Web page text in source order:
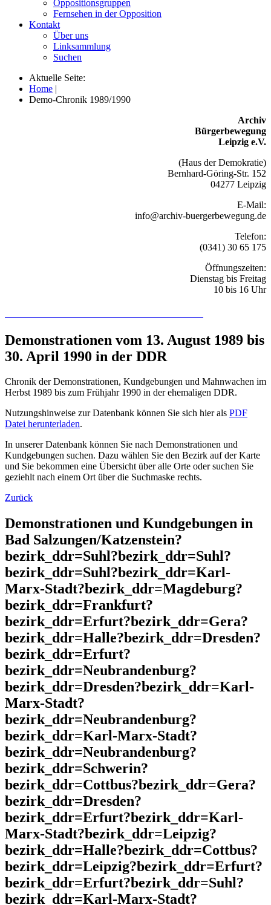
Oppositionsgruppen
Fernsehen in der Opposition
Kontakt
Über uns
Linksammlung
Suchen
Aktuelle Seite:
Home |
Demo-Chronik 1989/1990
Archiv
Bürgerbewegung
Leipzig e.V.
(Haus der Demokratie)
Bernhard-Göring-Str. 152
04277 Leipzig
E-Mail:
info@archiv-buergerbewegung.de
Telefon:
(0341) 30 65 175
Öffnungszeiten:
Dienstag bis Freitag
10 bis 16 Uhr
Demonstrationen vom 13. August 1989 bis
30. April 1990 in der DDR
Chronik der Demonstrationen, Kundgebungen und Mahnwachen im
Herbst 1989 bis zum Frühjahr 1990 in der ehemaligen DDR.
Nutzungshinweise zur Datenbank können Sie sich hier als PDF
Datei herunterladen.
In unserer Datenbank können Sie nach Demonstrationen und
Kundgebungen suchen. Dazu wählen Sie den Bezirk auf der Karte
und Sie bekommen eine Übersicht über alle Orte oder suchen Sie
geziehlt nach einem Ort über die Suchmaske rechts.
Zurück
Demonstrationen und Kundgebungen in
Bad Salzungen/Katzenstein?
bezirk_ddr=Suhl?bezirk_ddr=Suhl?
bezirk_ddr=Suhl?bezirk_ddr=Karl-
Marx-Stadt?bezirk_ddr=Magdeburg?
bezirk_ddr=Frankfurt?
bezirk_ddr=Erfurt?bezirk_ddr=Gera?
bezirk_ddr=Halle?bezirk_ddr=Dresden?
bezirk_ddr=Erfurt?
bezirk_ddr=Neubrandenburg?
bezirk_ddr=Dresden?bezirk_ddr=Karl-
Marx-Stadt?
bezirk_ddr=Neubrandenburg?
bezirk_ddr=Karl-Marx-Stadt?
bezirk_ddr=Neubrandenburg?
bezirk_ddr=Schwerin?
bezirk_ddr=Cottbus?bezirk_ddr=Gera?
bezirk_ddr=Dresden?
bezirk_ddr=Erfurt?bezirk_ddr=Karl-
Marx-Stadt?bezirk_ddr=Leipzig?
bezirk_ddr=Halle?bezirk_ddr=Cottbus?
bezirk_ddr=Leipzig?bezirk_ddr=Erfurt?
bezirk_ddr=Erfurt?bezirk_ddr=Suhl?
bezirk_ddr=Karl-Marx-Stadt?